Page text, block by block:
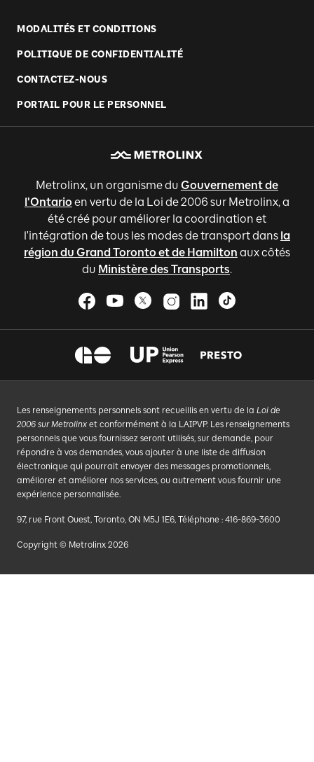
MODALITÉS ET CONDITIONS
POLITIQUE DE CONFIDENTIALITÉ
CONTACTEZ-NOUS
PORTAIL POUR LE PERSONNEL
Metrolinx, un organisme du Gouvernement de
l'Ontario en vertu de la Loi de 2006 sur Metrolinx, a
été créé pour améliorer la coordination et
l'intégration de tous les modes de transport dans la
région du Grand Toronto et de Hamilton aux côtés
du Ministère des Transports.
Les renseignements personnels sont recueillis en vertu de la Loi de
2006 sur Metrolinx et conformément à la LAIPVP. Les renseignements
personnels que vous fournissez seront utilisés, sur demande, pour
répondre à vos demandes, vous ajouter à une liste de diffusion
électronique qui pourrait envoyer des messages promotionnels,
améliorer et améliorer nos services, ou autrement vous fournir une
expérience personnalisée.
97, rue Front Ouest, Toronto, ON M5J 1E6, Téléphone : 416-869-3600
Copyright © Metrolinx 2026